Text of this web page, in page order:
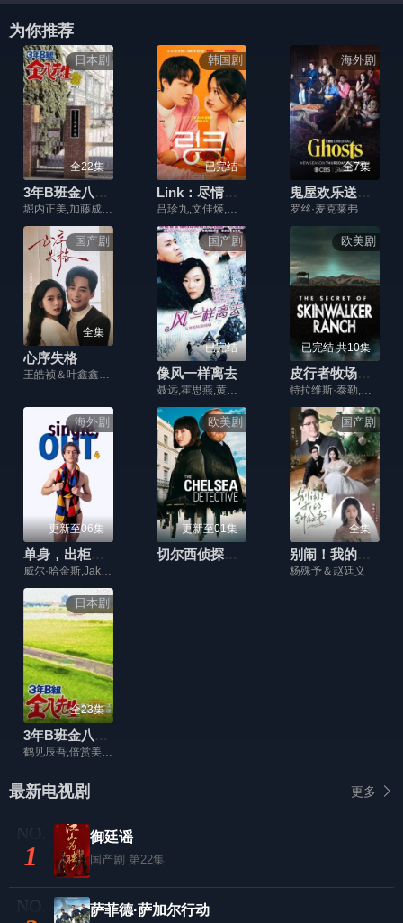
为你推荐
日本剧
全22集
3年B班金八老师第7季
堀内正美,加藤成亮,风间俊介,星野真里,倍赏美津子,阿知波悟美,武田铁矢,上户彩,福田沙纪,岩田小百合,渡边有菜,石田未来,松下惠,丸山秀美,萩尾绿,八乙女光,鲇川太阳,深江卓次
韩国剧
已完结
Link：尽情吃，用力爱
吕珍九,文佳煐,李春声,宋德浩,金智英,芮秀贞,李世亨,李春,安世彬,朴宝庆,权爀,禹美华,金灿亨,刘成柱,金泰白,于东勋,李圭会,金贤玉,崔在燮,朴智雅,柳正浩,金郭京熙,尹尚华,徐东甲,郑妍心,申宰辉,吴庆华
海外剧
全7集
鬼屋欢乐送第5季
罗丝·麦克莱弗
国产剧
全集
心序失格
王皓祯＆叶鑫鑫（六金yE）
国产剧
已完结
像风一样离去
聂远,霍思燕,黄觉,饶敏莉,贾妮,章申
欧美剧
已完结 共10集
皮行者牧场的秘密第二季
特拉维斯·泰勒,埃里克·巴德,布兰登·富格尔
海外剧
更新至06集
单身，出柜第4季
威尔·哈金斯,Jake·Hyde,Steven·Christou
欧美剧
更新至01集
切尔西侦探第4季
国产剧
全集
别闹！我的钟秘书
杨殊予＆赵廷义
日本剧
全23集
3年B班金八老师第1季
鹤见辰吾,倍赏美津子,武田铁矢,三原顺子,藤田瞳子
最新电视剧 更多
1
御廷谣
国产剧 第22集
萨菲德·萨加尔行动